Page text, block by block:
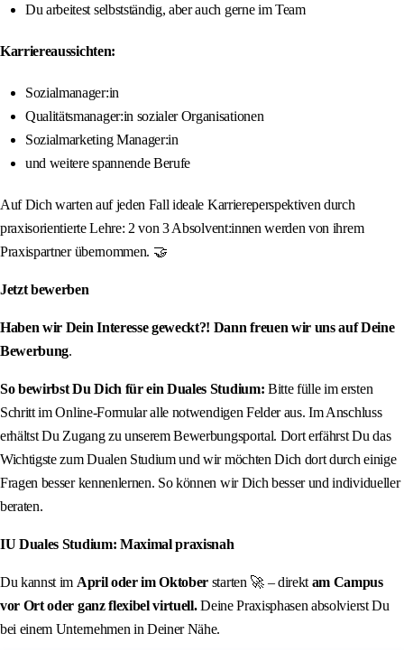
Du arbeitest selbstständig, aber auch gerne im Team
Karriereaussichten:
Sozialmanager:in
Qualitätsmanager:in sozialer Organisationen
Sozialmarketing Manager:in
und weitere spannende Berufe
Auf Dich warten auf jeden Fall ideale Karriereperspektiven durch
praxisorientierte Lehre: 2 von 3 Absolvent:innen werden von ihrem
Praxispartner übernommen. 🤝
Jetzt bewerben
Haben wir Dein Interesse geweckt?! Dann freuen wir uns auf Deine
Bewerbung.
So bewirbst Du Dich für ein Duales Studium: Bitte fülle im ersten
Schritt im Online-Formular alle notwendigen Felder aus. Im Anschluss
erhältst Du Zugang zu unserem Bewerbungsportal. Dort erfährst Du das
Wichtigste zum Dualen Studium und wir möchten Dich dort durch einige
Fragen besser kennenlernen. So können wir Dich besser und individueller
beraten.
IU Duales Studium: Maximal praxisnah
Du kannst im April oder im Oktober starten 🚀 – direkt am Campus
vor Ort oder ganz flexibel virtuell.Deine Praxisphasen absolvierst Du
bei einem Unternehmen in Deiner Nähe.